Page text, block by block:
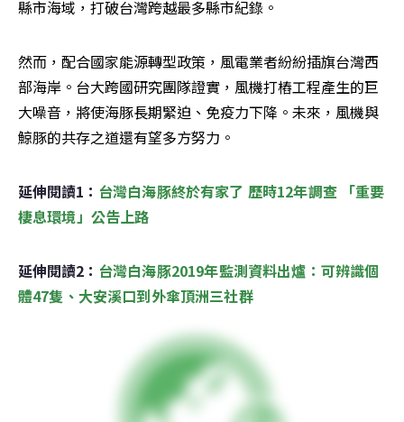
縣市海域，打破台灣跨越最多縣市紀錄。
然而，配合國家能源轉型政策，風電業者紛紛插旗台灣西
部海岸。台大跨國研究團隊證實，風機打樁工程產生的巨
大噪音，將使海豚長期緊迫、免疫力下降。未來，風機與
鯨豚的共存之道還有望多方努力。
延伸閱讀1： 台灣白海豚終於有家了 歷時12年調查 「重要
棲息環境」公告上路
延伸閱讀2： 台灣白海豚2019年監測資料出爐：可辨識個
體47隻、大安溪口到外傘頂洲三社群